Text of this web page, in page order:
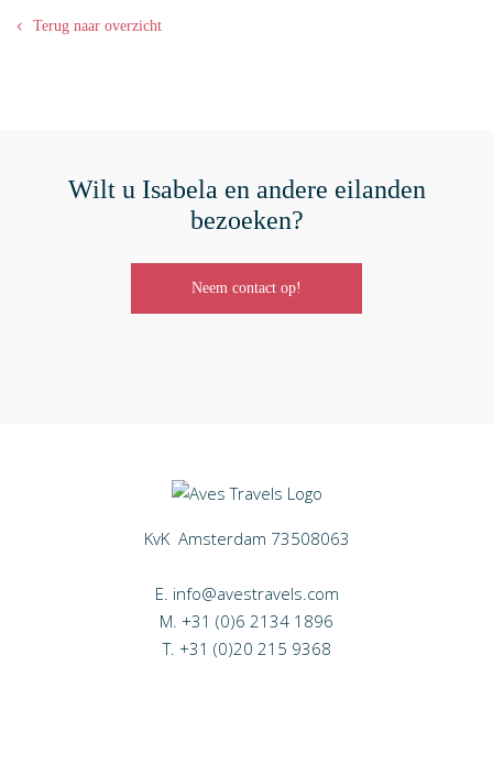
Terug naar overzicht
Wilt u Isabela en andere eilanden
bezoeken?
Neem contact op!
KvK Amsterdam 73508063
E. info@avestravels.com
M. +31 (0)6 2134 1896
T. +31 (0)20 215 9368